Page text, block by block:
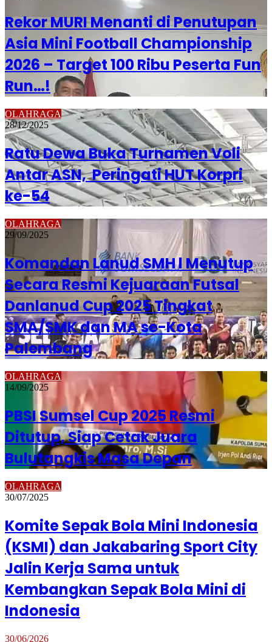
Rekor MURI Menanti di Penutupan
Asia Mini Football Championship
2026 – Target 100 Ribu Peserta Fun
Run…!
OLAHRAGA
28/12/2025
Ratu Dewa Buka Turnamen Voli
Antar ASN, Peringati HUT Korpri
ke-54
OLAHRAGA
29/09/2025
Komandan Lanud SMH l Menutup
Secara Resmi Kejuaraan Futsal
Danlanud Cup 2025 Tingkat
SMA/SMK dan MA se-Kota
Palembang
OLAHRAGA
14/09/2025
PBSI Sumsel Cup 2025 Resmi
Ditutup, Siap Cetak Juara
Bulutangkis Masa Depan
OLAHRAGA
30/07/2025
Komite Sepak Bola Mini Indonesia
(KSMI) dan Jakabaring Sport City
Jalin Kerja Sama untuk
Kembangkan Sepak Bola Mini di
Indonesia
30/06/2026